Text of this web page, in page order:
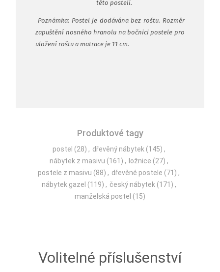
této posteli.
Poznámka: Postel je dodávána bez roštu. Rozměr
zapuštění nosného hranolu na bočnici postele pro
uložení roštu a matrace je 11 cm.
Produktové tagy
postel (28) , dřevěný nábytek (145) ,
nábytek z masivu (161) , ložnice (27) ,
postele z masivu (88) , dřevěné postele (71) ,
nábytek gazel (119) , český nábytek (171) ,
manželská postel (15)
Volitelné příslušenství